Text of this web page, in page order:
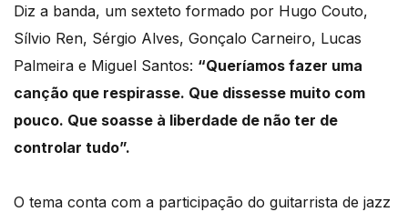
Diz a banda, um sexteto formado por Hugo Couto,
Sílvio Ren, Sérgio Alves, Gonçalo Carneiro, Lucas
Palmeira e Miguel Santos: “Queríamos fazer uma
canção que respirasse. Que dissesse muito com
pouco. Que soasse à liberdade de não ter de
controlar tudo”.
O tema conta com a participação do guitarrista de jazz